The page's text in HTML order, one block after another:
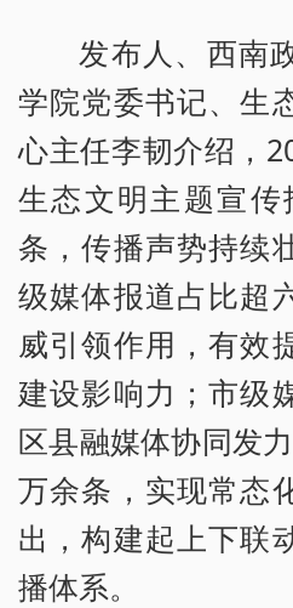
发布人、西南
学院党委书记、生
心主任李韧介绍，
生态文明主题宣
条，传播声势持续
级媒体报道占比超
威引领作用，有效
建设影响力；市级
区县融媒体协同发
万余条，实现常态
出，构建起上下联
播体系。